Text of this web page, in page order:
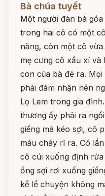
Bà chúa tuyết
Một người đàn bà
trong hai cô có một
năng, còn một cô
mẹ cưng cô xấu xí và
con của bà đẻ ra.
phải đảm nhận nên
Lọ Lem trong gia
thương ấy phải ra
giếng mà kéo sợi, cô
máu cháy rỉ ra. Có
cô cúi xuống định
ống sợi rơi xuống
kể lể chuyện không